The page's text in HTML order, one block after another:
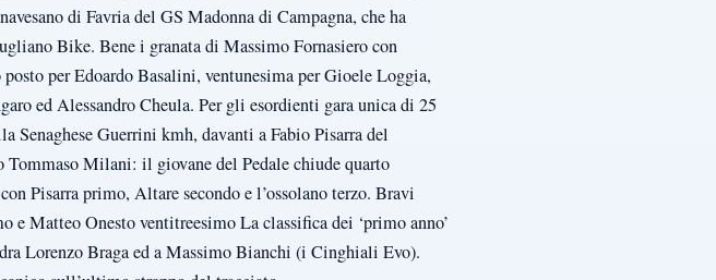
di Favria del GS Madonna di Campagna, che ha
Bike. Bene i granata di Massimo Fornasiero con
per Edoardo Basalini, ventunesima per Gioele Loggia,
ed Alessandro Cheula. Per gli esordienti gara unica di 25
Senaghese Guerrini kmh, davanti a Fabio Pisarra del
Milani: il giovane del Pedale chiude quarto
Pisarra primo, Altare secondo e l’ossolano terzo. Bravi
Matteo Onesto ventitreesimo La classifica dei ‘primo anno’
Lorenzo Braga ed a Massimo Bianchi (i Cinghiali Evo).